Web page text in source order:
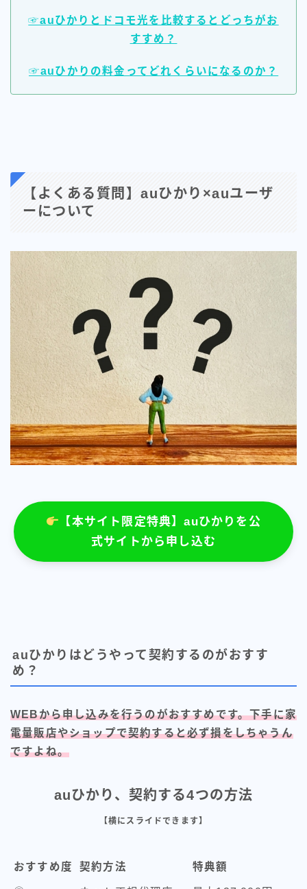
☞auひかりとドコモ光を比較するとどっちがお
すすめ？
☞auひかりの料金ってどれくらいになるのか？
【よくある質問】auひかり×auユーザ
ーについて
【本サイト限定特典】auひかりを公
式サイトから申し込む
auひかりはどうやって契約するのがおすす
め？
WEBから申し込みを行うのがおすすめです。下手に家
電量販店やショップで契約すると必ず損をしちゃうん
ですよね。
auひかり、契約する4つの方法
【横にスライドできます】
おすすめ度 契約方法 特典額